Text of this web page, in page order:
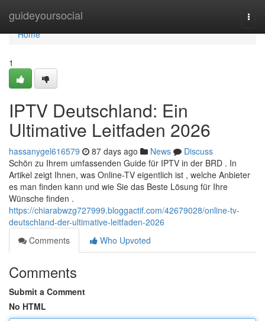
guideyoursocial
Home
Home
1
IPTV Deutschland: Ein
Ultimative Leitfaden 2026
hassanygel616579 87 days ago News
Discuss
Schön zu Ihrem umfassenden Guide für IPTV in der BRD . In
Artikel zeigt Ihnen, was Online-TV eigentlich ist , welche Anbieter
es man finden kann und wie Sie das Beste Lösung für Ihre
Wünsche finden .
https://chiarabwzg727999.bloggactif.com/42679028/online-tv-
deutschland-der-ultimative-leitfaden-2026
Comments
Who Upvoted
Comments
Submit a Comment
No HTML